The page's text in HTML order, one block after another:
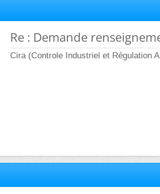
Re : Demande
Cira (Controle Industriel et Régulation